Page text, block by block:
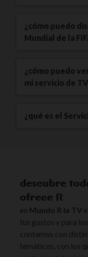
¿cómo puedo
Mundial de la
¿cómo puedo
mi servicio de
¿qué es el
descubre
ofrece R
en Mundo R la TV
tus gustos y para
contamos con
temáticos, con los